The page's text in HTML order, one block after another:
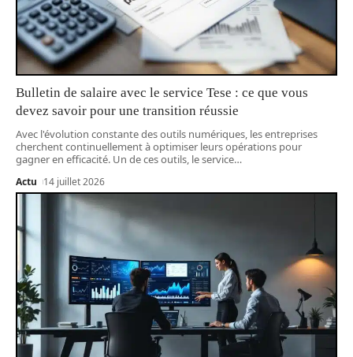
Bulletin de salaire avec le service Tese : ce que vous
devez savoir pour une transition réussie
Avec l'évolution constante des outils numériques, les entreprises
cherchent continuellement à optimiser leurs opérations pour
gagner en efficacité. Un de ces outils, le service…
Actu 14 juillet 2026